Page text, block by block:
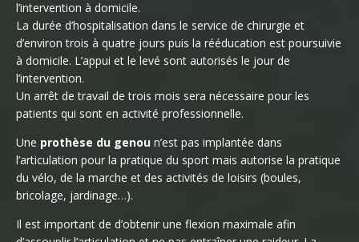
l’intervention à domicile.
La durée d’hospitalisation dans le service de chirurgie et
d’environ trois à quatre jours puis la rééducation est poursuivie
à domicile. L’appui et le levé sont autorisés le jour de
l’intervention.
Un arrêt de travail de trois mois sera nécessaire pour les
patients qui sont en activité professionnelle.
Une prothèse du genou n’est pas implantée dans
l’articulation pour la pratique du sport mais autorise la pratique
du vélo, de la marche et des activités de loisirs (boules,
bricolage, jardinage…).
Il est important de d’obtenir une flexion maximale afin